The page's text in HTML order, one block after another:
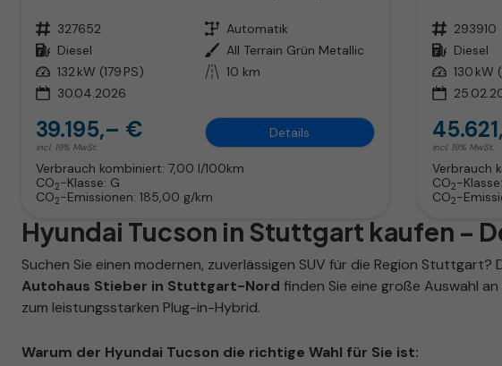
Fahrzeugnr. 327652 Getriebe Automatik
Kraftstoff Diesel Außenfarbe All Terrain Grün Metallic
Leistung 132 kW (179 PS) Kilometerstand 10 km
30.04.2026
39.195,– €
incl. 19% MwSt.
Details
Verbrauch kombiniert: 7,00 l/100km
CO2-Klasse: G
CO2-Emissionen: 185,00 g/km
Fahrzeugnr. 293910
Kraftstoff Diesel
Leistung 130 kW
incl. 19% MwSt.
Verbrauch
CO2-Klasse:
CO2-
Hyundai Tucson in Stuttgart kaufen –
Suchen Sie einen modernen, zuverlässigen SUV für die Region Stuttgart?
Autohaus Stieber in Stuttgart-Nord finden Sie eine große Auswahl
zum leistungsstarken Plug-in-Hybrid.
Warum der Hyundai Tucson die richtige Wahl für Sie ist: